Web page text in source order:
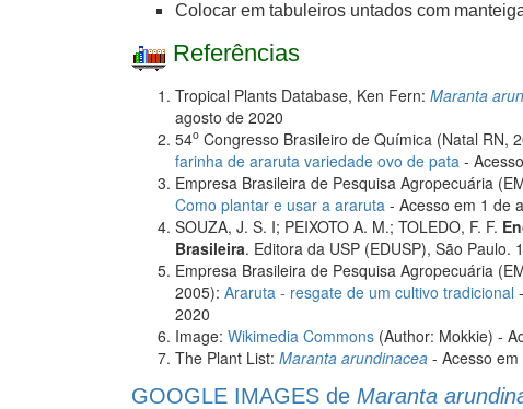
Colocar em tabuleiros untados com
Referências
Tropical Plants Database, Ken Fern: Maranta
agosto de 2020
54oCongresso Brasileiro de Química (Natal RN,
farinha de araruta variedade ovo de pata -
Empresa Brasileira de Pesquisa Agropecuária
Como plantar e usar a araruta - Acesso em 1 de
SOUZA, J. S. I; PEIXOTO A. M.; TOLEDO, F. F.
Brasileira. Editora da USP (EDUSP), São Paulo.
Empresa Brasileira de Pesquisa Agropecuária
2005): Araruta - resgate de um cultivo tradicional
2020
Image: Wikimedia Commons(Author: Mokkie) -
The Plant List: Maranta arundinacea- Acesso em
GOOGLE IMAGES de Maranta